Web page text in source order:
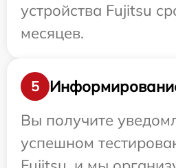
устройства Fujitsu
месяцев.
5
Вы получите
успешном